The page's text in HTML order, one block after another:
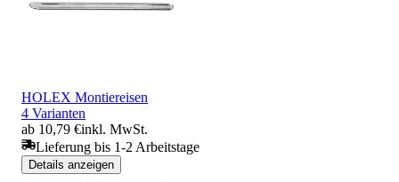
HOLEX Montiereisen
4 Varianten
ab 10,79 €inkl. MwSt.
Lieferung bis 1-2 Arbeitstage
Details anzeigen